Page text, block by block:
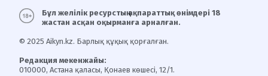
Бұл желілік ресурстың ақпараттық өнімдері 18
жастан асқан оқырманға арналған.
© 2025 Aikyn.kz. Барлық құқық қорғалған.
Редакция мекенжайы:
010000, Астана қаласы, Қонаев көшесі, 12/1.